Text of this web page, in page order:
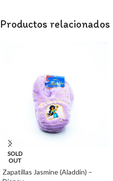
Productos relacionados
SOLD
OUT
Zapatillas Jasmine (Aladdin) –